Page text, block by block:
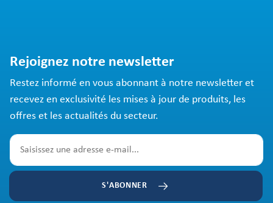
Rejoignez notre newsletter
Restez informé en vous abonnant à notre newsletter et
recevez en exclusivité les mises à jour de produits, les
offres et les actualités du secteur.
S'ABONNER